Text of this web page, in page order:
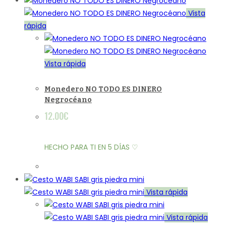
Vista
rápida
Vista rápida
Monedero NO TODO ES DINERO
Negrocéano
12.00€
HECHO PARA TI EN 5 DÍAS ♡
Vista rápida
Vista rápida